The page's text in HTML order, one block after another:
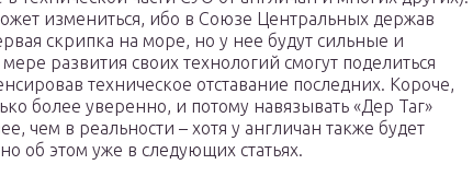
измениться, ибо в Союзе Центральных держав
скрипка на море, но у нее будут сильные и
развития своих технологий смогут поделиться
техническое отставание последних. Короче,
более уверенно, и потому навязывать «Дер Таг»
чем в реальности – хотя у англичан также будет
об этом уже в следующих статьях.